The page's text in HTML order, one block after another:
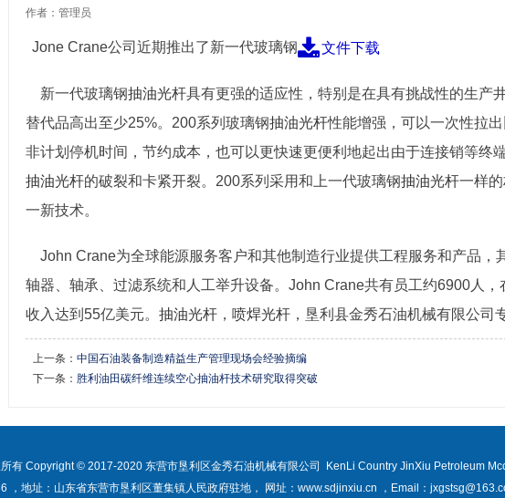
作者：管理员
Jone Crane公司近期推出了新一代玻璃钢 文件下载
新一代玻璃钢抽油光杆具有更强的适应性，特别是在具有挑战性的生产
替代品高出至少25%。200系列玻璃钢抽油光杆性能增强，可以一次性拉
非计划停机时间，节约成本，也可以更快速更便利地起出由于连接销等终
抽油光杆的破裂和卡紧开裂。200系列采用和上一代玻璃钢抽油光杆一样
一新技术。
John Crane为全球能源服务客户和其他制造行业提供工程服务和产品，
轴器、轴承、过滤系统和人工举升设备。John Crane共有员工约6900人
收入达到55亿美元。 抽油光杆 ， 喷焊光杆 ，垦利县金秀石油机械有限公司
上一条： 中国石油装备制造精益生产管理现场会经验摘编
下一条： 胜利油田碳纤维连续空心抽油杆技术研究取得突破
有 Copyright © 2017-2020 东营市垦利区金秀石油机械有限公司 KenLi Country JinXiu Petroleum
地址：山东省东营市垦利区董集镇人民政府驻地， 网址：www.sdjinxiu.cn ，Email：